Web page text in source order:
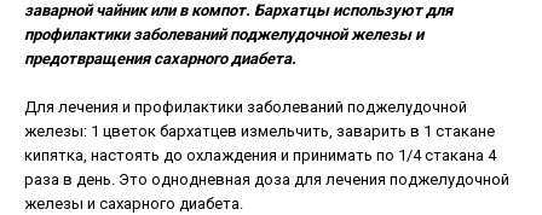
заварной чайник или в компот. Бархатцы используют для
профилактики заболеваний поджелудочной железы и
предотвращения сахарного диабета.
Для лечения и профилактики заболеваний поджелудочной
железы: 1 цветок бархатцев измельчить, заварить в 1 стакане
кипятка, настоять до охлаждения и принимать по 1/4 стакана 4
раза в день. Это однодневная доза для лечения поджелудочной
железы и сахарного диабета.